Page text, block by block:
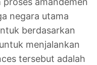
negara utama
berdasarkan
menjalankan
tersebut adalah